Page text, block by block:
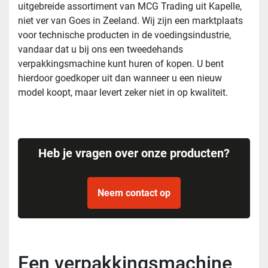
uitgebreide assortiment van MCG Trading uit Kapelle,
niet ver van Goes in Zeeland. Wij zijn een marktplaats
voor technische producten in de voedingsindustrie,
vandaar dat u bij ons een tweedehands
verpakkingsmachine kunt huren of kopen. U bent
hierdoor goedkoper uit dan wanneer u een nieuw
model koopt, maar levert zeker niet in op kwaliteit.
Heb je vragen over onze producten?
Neem contact op
Een verpakkingsmachine